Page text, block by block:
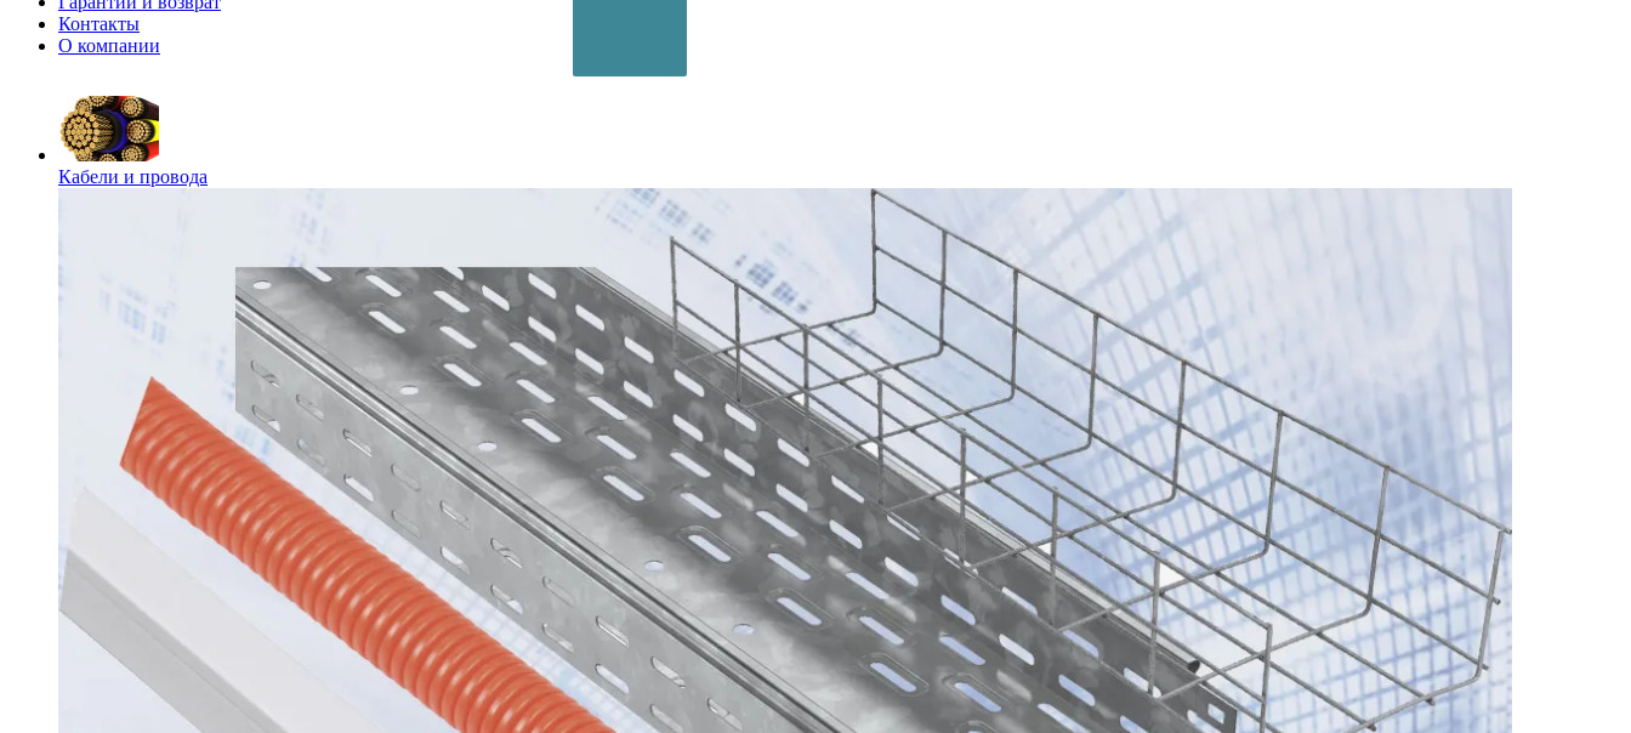
Контакты
О компании
Кабели и провода